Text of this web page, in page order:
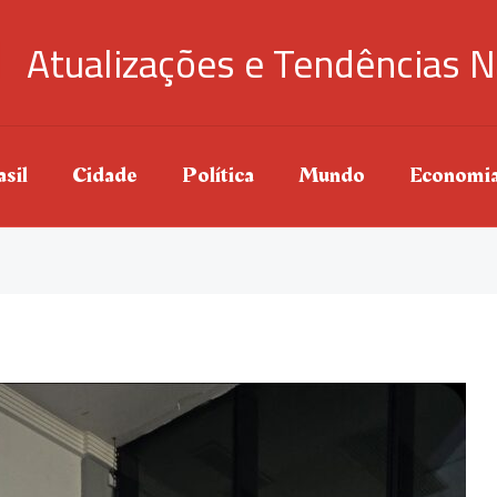
Atualizações e Tendências
Cidade Política Mundo